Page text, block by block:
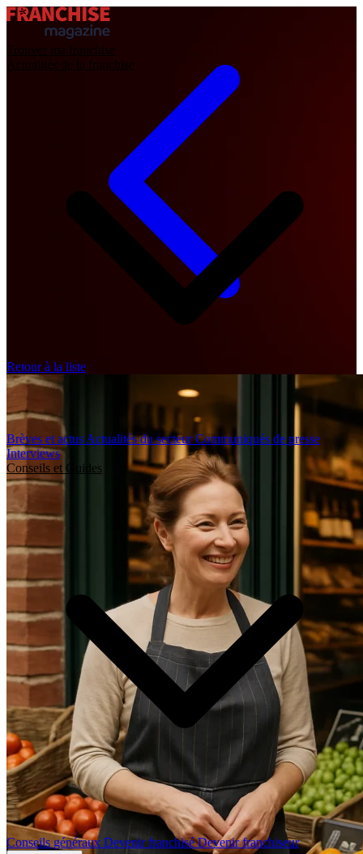
Trouver ma franchise
Actualités de la franchise
Brèves et actus Actualités du secteurCommuniqués de presse
Interviews
Conseils et Guides
Conseils généraux Devenir franchiséDevenir franchiseur
Retour à la liste